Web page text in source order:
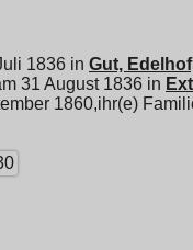
1836 in Gut,
31 August 1836 in
1860,ihr(e)